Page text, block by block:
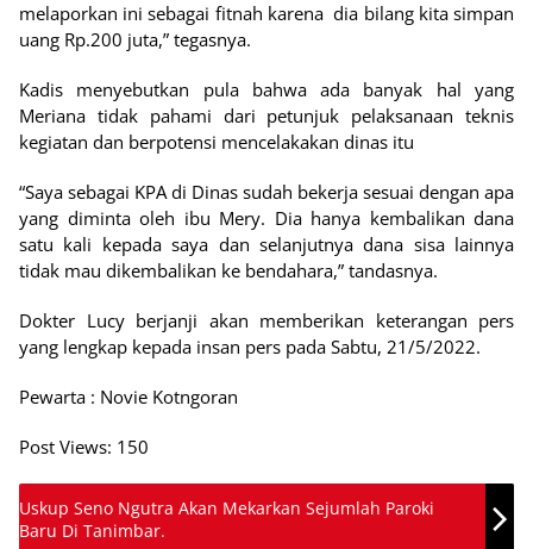
melaporkan ini sebagai fitnah karena dia bilang kita simpan
uang Rp.200 juta,” tegasnya.
Kadis menyebutkan pula bahwa ada banyak hal yang
Meriana tidak pahami dari petunjuk pelaksanaan teknis
kegiatan dan berpotensi mencelakakan dinas itu
“Saya sebagai KPA di Dinas sudah bekerja sesuai dengan apa
yang diminta oleh ibu Mery. Dia hanya kembalikan dana
satu kali kepada saya dan selanjutnya dana sisa lainnya
tidak mau dikembalikan ke bendahara,” tandasnya.
Dokter Lucy berjanji akan memberikan keterangan pers
yang lengkap kepada insan pers pada Sabtu, 21/5/2022.
Pewarta : Novie Kotngoran
Post Views: 150
Uskup Seno Ngutra Akan Mekarkan Sejumlah Paroki
Baru Di Tanimbar.